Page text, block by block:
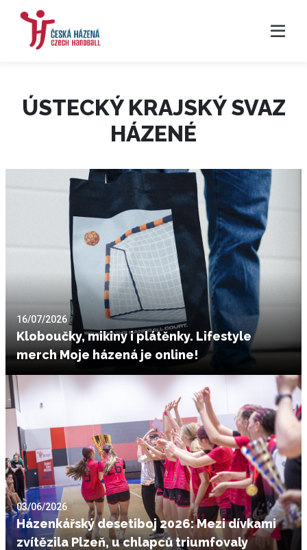
ÚSTECKÝ KRAJSKÝ SVAZ
HÁZENÉ
16/07/2026
Kloboučky, mikiny i plátěnky. Lifestyle
merch Moje házená je online!
03/06/2026
Házenkářský desetiboj 2026: Mezi dívkami
zvítězila Plzeň, u chlapců triumfovaly